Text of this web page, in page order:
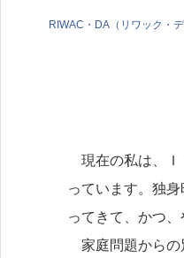
RIWAC・DA（リワック・
現在の私は、Ｉ
っています。独
ってきて、かつ
家庭問題からの